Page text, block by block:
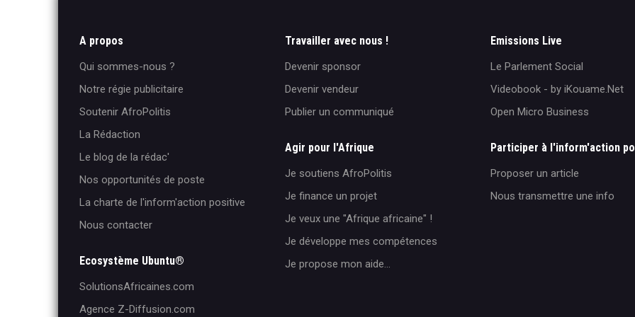
A propos
Qui sommes-nous ?
Notre régie publicitaire
Soutenir AfroPolitis
La Rédaction
Le blog de la rédac'
Nos opportunités de poste
La charte de l'inform'action positive
Nous contacter
Ecosystème Ubuntu®
SolutionsAfricaines.com
Agence Z-Diffusion.com
Travailler avec nous !
Devenir sponsor
Devenir vendeur
Publier un communiqué
Agir pour l'Afrique
Je soutiens AfroPolitis
Je finance un projet
Je veux une "Afrique africaine" !
Je développe mes compétences
Je propose mon aide...
Emissions Live
Le Parlement Social
Videobook - by iKouame.Net
Open Micro Business
Participer à l'inform'action
Proposer un article
Nous transmettre une info